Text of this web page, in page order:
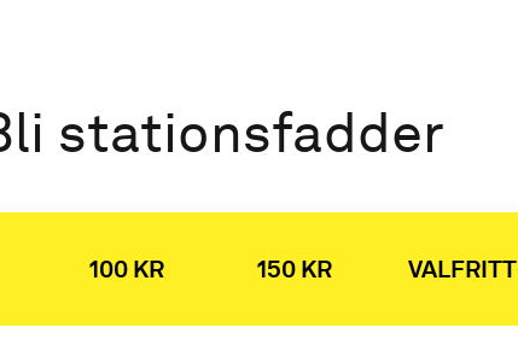
stationsfadder
100 KR 150 KR VALFRITT